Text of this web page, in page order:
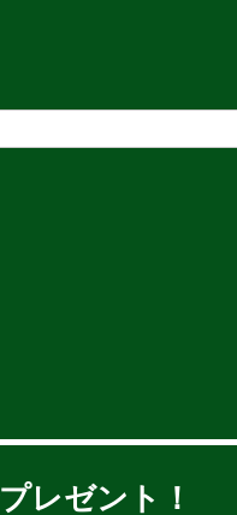
レゼント！